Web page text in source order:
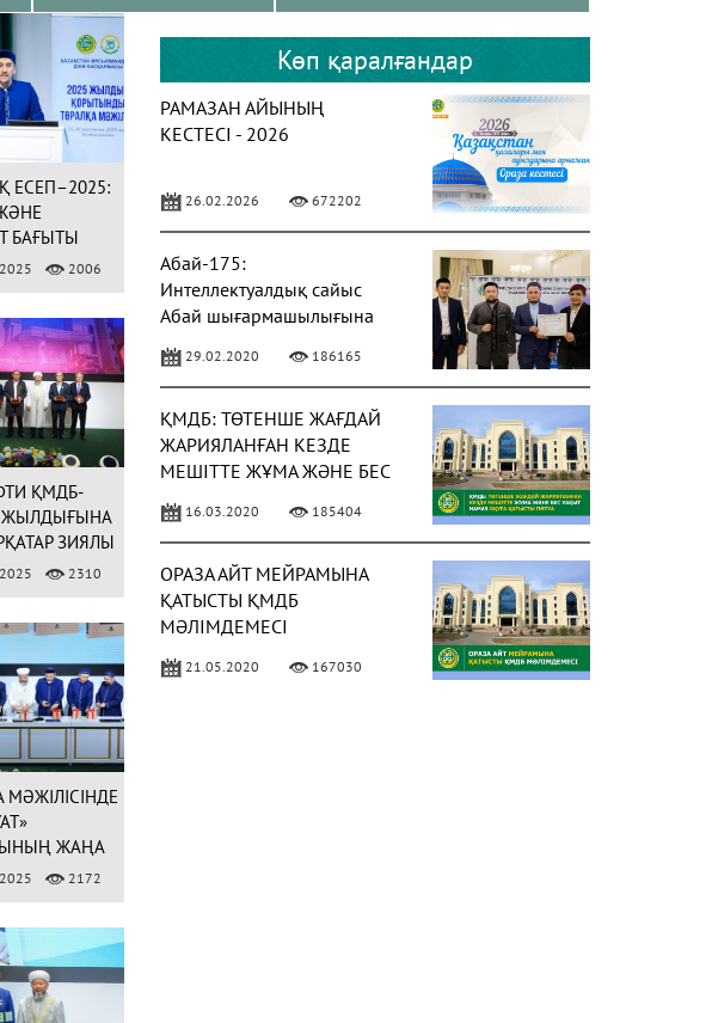
БАҒЫТЫ
7 371 2006
ҚМДБ-
ЗИЯЛЫ
2310
МӘЖІЛІСІНДЕ
ЖАҢА
2172
Көп қаралғандар
РАМАЗАН АЙЫНЫҢ
КЕСТЕСІ - 2026
26.02.2026 672202
Абай-175:
Интеллектуалдық сайыс
Абай шығармашылығына
29.02.2020 186165
ҚМДБ: ТӨТЕНШЕ ЖАҒДАЙ
ЖАРИЯЛАНҒАН КЕЗДЕ
МЕШІТТЕ ЖҰМА ЖӘНЕ БЕС
ҚАТЫСТЫ ПӘТУА
16.03.2020 185404
ОРАЗА АЙТ МЕЙРАМЫНА
ҚАТЫСТЫ ҚМДБ
МӘЛІМДЕМЕСІ
21.05.2020 167030